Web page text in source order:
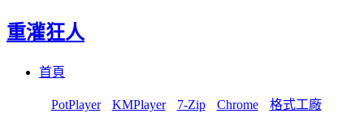
重灌狂人
首頁
PotPlayer KMPlayer 7-Zip Chrome 格式工廠